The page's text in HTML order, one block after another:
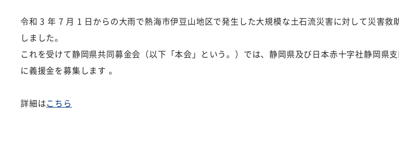
令和 3 年 7 月 1 日からの大雨で熱海市伊豆山地区で発生した大規模な土石流災害に対して災害
しました。
これを受けて静岡県共同募金会（以下「本会」という。）では、静岡県及び日本赤十字社静岡県
に義援金を募集します 。
詳細はこちら